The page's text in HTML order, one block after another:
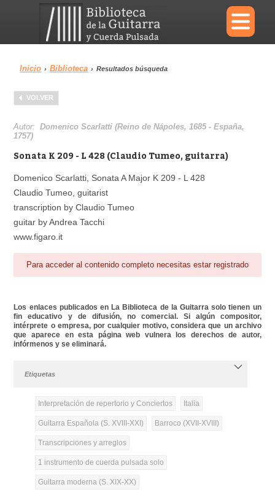
×
Menu
Biblioteca Diccionario
Área personal
Inicio › Biblioteca › Resultados búsqueda
VOLVER
Autor:Domenico Scarlatti (Reino de Nápoles, 1685 - España,
1757)
Sonata K 209 - L 428 (Claudio Tumeo, guitarra)
Domenico Scarlatti, Sonata A Major K 209 - L 428
Claudio Tumeo, guitarist
transcription by Claudio Tumeo
guitar by Andrea Tacchi
www.figaro.it
Para acceder al contenido completo necesitas estar registrado
Los enlaces publicados en La Biblioteca de la Guitarra solo tienen un
fin educativo y de difusión, no comercial. Si algún compositor,
intérprete o empresa, por cualquier motivo, considera que un archivo
que aparece en esta página web vulnera los derechos de autor,
infórmenos y se eliminará.
Etiquetas
Interpretación de repertorio y Conciertos Italia
Guitarra Española (S. XVIII-XXI) Barroco (XVII-XVIII)
Transcripciones y arreglos
1 instrumento de cuerda pulsada solo
Guitarra moderna (S. XIX-XX)